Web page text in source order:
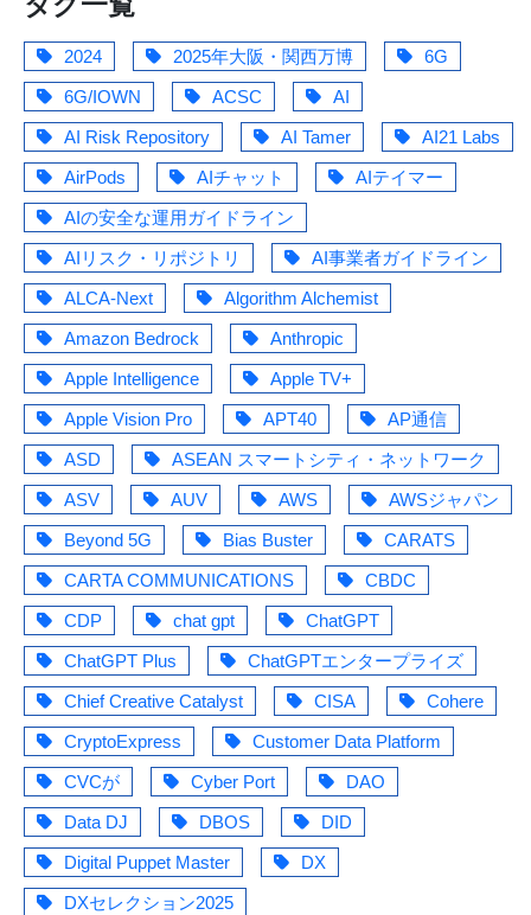
2024 2025年大阪・関西万博
6G
6G/IOWN
ACSC
AI
AI Risk Repository
AI Tamer
AI21 Labs
AirPods
AIチャット
AIテイマー
AIの安全な運用ガイドライン
AIリスク・リポジトリ
AI事業者ガイドライン
ALCA-Next
Algorithm Alchemist
Amazon Bedrock
Anthropic
Apple Intelligence
Apple TV+
Apple Vision Pro
APT40
AP通信
ASD
ASEAN スマートシティ・ネットワーク
ASV
AUV AWS
AWSジャパン
Beyond 5G
Bias Buster
CARATS
CARTA COMMUNICATIONS
CBDC
CDP
chat gpt
ChatGPT
ChatGPT Plus
ChatGPTエンタープライズ
Chief Creative Catalyst
CISA
Cohere
CryptoExpress
Customer Data Platform
CVCが
Cyber Port
DAO
Data DJ
DBOS
DID
Digital Puppet Master
DX
DXセレクション2025